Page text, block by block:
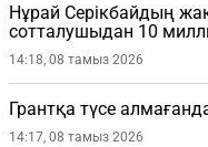
Нұрай Серікбайдың
сотталушыдан 10
етті
14:18, 08 тамыз 2026
Грантқа түсе
14:17, 08 тамыз 2026